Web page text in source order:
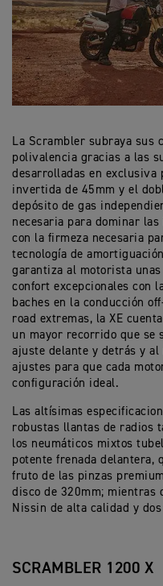
La Scrambler subraya sus
polivalencia gracias a las
desarrolladas en exclusiva
invertida de 45mm y el
depósito de gas
necesaria para dominar
con la firmeza necesaria
tecnología de
garantiza al motorista
confort excepcionales con
baches en la conducción
road extremas, la XE
un mayor recorrido que se
ajuste delante y detrás y
ajustes para que cada
configuración ideal.
Las altísimas
robustas llantas de radios
los neumáticos mixtos
potente frenada delantera,
fruto de las pinzas
disco de 320mm; mientras
Nissin de alta calidad y
SCRAMBLER 1200 X